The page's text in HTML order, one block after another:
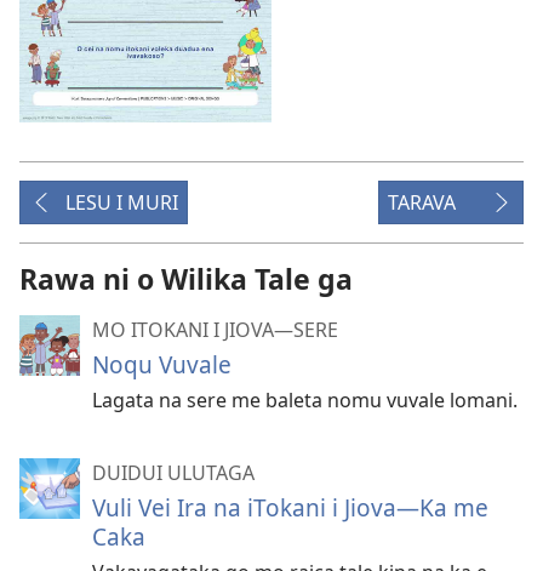
LESU I MURI TARAVA
Rawa ni o Wilika Tale ga
MO ITOKANI I JIOVA​—SERE
Noqu Vuvale
Lagata na sere me baleta nomu vuvale lomani.
DUIDUI ULUTAGA
Vuli Vei Ira na iTokani i Jiova​—Ka me
Caka